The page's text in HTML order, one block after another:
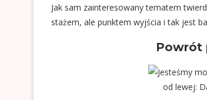
Jak sam zainteresowany tematem
stażem, ale punktem wyjścia i tak jest
Powrót
od lewej: